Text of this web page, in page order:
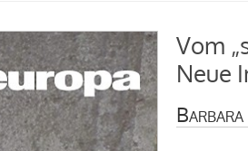
Vom
Neue